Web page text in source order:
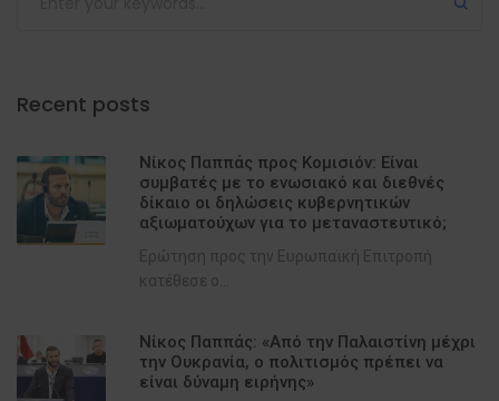
Recent posts
Νίκος Παππάς προς Κομισιόν: Είναι
συμβατές με το ενωσιακό και διεθνές
δίκαιο οι δηλώσεις κυβερνητικών
αξιωματούχων για το μεταναστευτικό;
Ερώτηση προς την Ευρωπαϊκή Επιτροπή
κατέθεσε ο...
Νίκος Παππάς: «Από την Παλαιστίνη μέχρι
την Ουκρανία, ο πολιτισμός πρέπει να
είναι δύναμη ειρήνης»